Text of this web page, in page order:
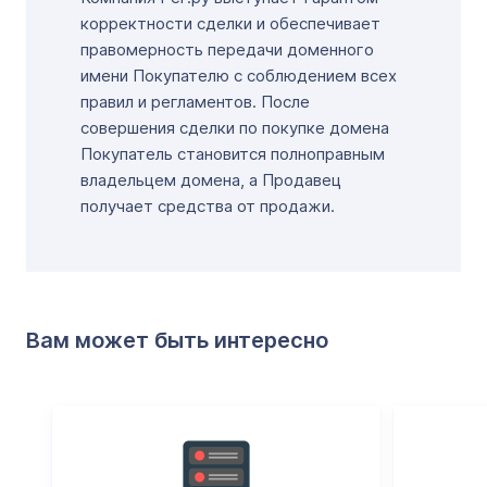
корректности сделки и обеспечивает
правомерность передачи доменного
имени Покупателю с соблюдением всех
правил и регламентов. После
совершения сделки по покупке домена
Покупатель становится полноправным
владельцем домена, а Продавец
получает средства от продажи.
Вам может быть интересно